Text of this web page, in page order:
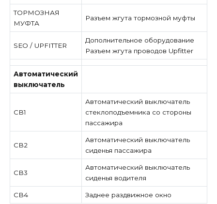
ТОРМОЗНАЯ
МУФТА
Разъем жгута тормозной муфты
SEO / UPFITTER
Дополнительное оборудование
Разъем жгута проводов Upfitter
Автоматический
выключатель
CB1
Автоматический выключатель
стеклоподъемника со стороны
пассажира
CB2
Автоматический выключатель
сиденья пассажира
CB3
Автоматический выключатель
сиденья водителя
CB4 Заднее раздвижное окно